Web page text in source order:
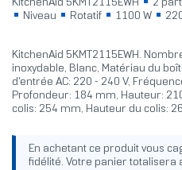
KitchenAid 5KMT2115EWH 2
Niveau
Rotatif 1100 W
KitchenAid 5KMT2115EWH.
inoxydable, Blanc, Matériau du
d'entrée AC: 220 - 240 V,
Profondeur: 184 mm, Hauteur:
colis: 254 mm, Hauteur du colis:
En achetant ce produit vous
fidélité. Votre panier totalisera